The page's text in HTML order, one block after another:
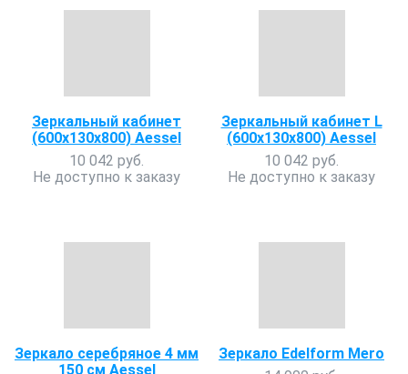
Зеркальный кабинет
(600x130x800) Aessel
10 042 руб.
Не доступно к заказу
Зеркальный кабинет L
(600x130x800) Aessel
10 042 руб.
Не доступно к заказу
Зеркало серебряное 4 мм
150 см Aessel
Зеркало Edelform Мero